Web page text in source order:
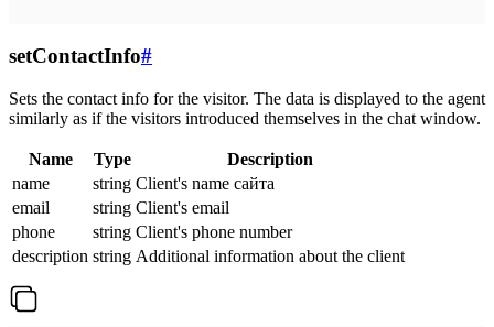
setContactInfo#
Sets the contact info for the visitor. The data is displayed to the agent
similarly as if the visitors introduced themselves in the chat window.
Name Type
Description
name
string Client's name сайта
email
string Client's email
phone
string Client's phone number
description string Additional information about the client